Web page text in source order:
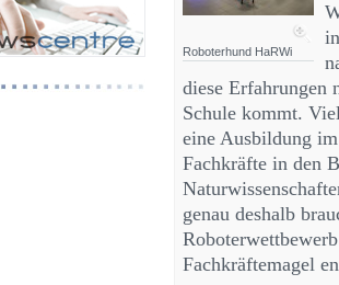
Roboterhund HaRWi
diese Erfahrungen
Schule kommt.
eine Ausbildung
Fachkräfte in den
genau deshalb
Fachkräftemagel